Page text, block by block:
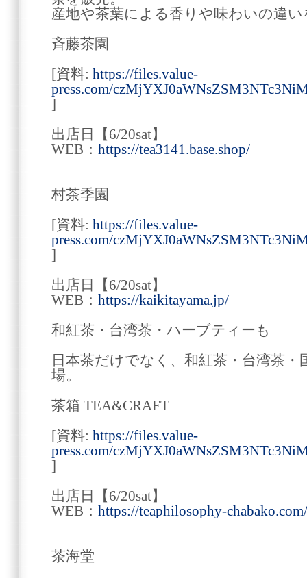
産地や茶葉による香りや味わいの違
斉藤茶園
[資料: https://files.value-
press.com/
]
出店日【6/20sat】
WEB： https://tea3141.base.shop/
村茶季園
[資料: https://files.value-
press.com/
]
出店日【6/20sat】
WEB： https://kaikitayama.jp/
和紅茶・台湾茶・ハーブティーも
日本茶だけでなく、和紅茶・台湾茶
場。
茶箱 TEA&CRAFT
[資料: https://files.value-
press.com/
]
出店日【6/20sat】
WEB： https://teaphilosophy-chabako.com/
茶海堂